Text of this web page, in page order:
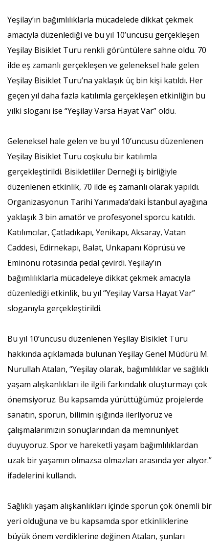
Yeşilay’ın bağımlılıklarla mücadelede dikkat çekmek
amacıyla düzenlediği ve bu yıl 10’uncusu gerçekleşen
Yeşilay Bisiklet Turu renkli görüntülere sahne oldu. 70
ilde eş zamanlı gerçekleşen ve geleneksel hale gelen
Yeşilay Bisiklet Turu’na yaklaşık üç bin kişi katıldı. Her
geçen yıl daha fazla katılımla gerçekleşen etkinliğin bu
yılki sloganı ise “Yeşilay Varsa Hayat Var” oldu.
Geleneksel hale gelen ve bu yıl 10’uncusu düzenlenen
Yeşilay Bisiklet Turu coşkulu bir katılımla
gerçekleştirildi. Bisikletliler Derneği iş birliğiyle
düzenlenen etkinlik, 70 ilde eş zamanlı olarak yapıldı.
Organizasyonun Tarihi Yarımada’daki İstanbul ayağına
yaklaşık 3 bin amatör ve profesyonel sporcu katıldı.
Katılımcılar, Çatladıkapı, Yenikapı, Aksaray, Vatan
Caddesi, Edirnekapı, Balat, Unkapanı Köprüsü ve
Eminönü rotasında pedal çevirdi. Yeşilay’ın
bağımlılıklarla mücadeleye dikkat çekmek amacıyla
düzenlediği etkinlik, bu yıl “Yeşilay Varsa Hayat Var”
sloganıyla gerçekleştirildi.
Bu yıl 10’uncusu düzenlenen Yeşilay Bisiklet Turu
hakkında açıklamada bulunan Yeşilay Genel Müdürü M.
Nurullah Atalan, “Yeşilay olarak, bağımlılıklar ve sağlıklı
yaşam alışkanlıkları ile ilgili farkındalık oluşturmayı çok
önemsiyoruz. Bu kapsamda yürüttüğümüz projelerde
sanatın, sporun, bilimin ışığında ilerliyoruz ve
çalışmalarımızın sonuçlarından da memnuniyet
duyuyoruz. Spor ve hareketli yaşam bağımlılıklardan
uzak bir yaşamın olmazsa olmazları arasında yer alıyor.”
ifadelerini kullandı.
Sağlıklı yaşam alışkanlıkları içinde sporun çok önemli bir
yeri olduğuna ve bu kapsamda spor etkinliklerine
büyük önem verdiklerine değinen Atalan, şunları